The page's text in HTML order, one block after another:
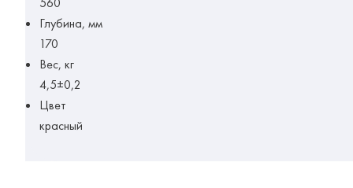
Глубина, мм
170
Вес, кг
4,5±0,2
Цвет
красный